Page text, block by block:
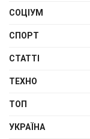
СОЦІУМ
СПОРТ
СТАТТІ
ТЕХНО
ТОП
УКРАЇНА